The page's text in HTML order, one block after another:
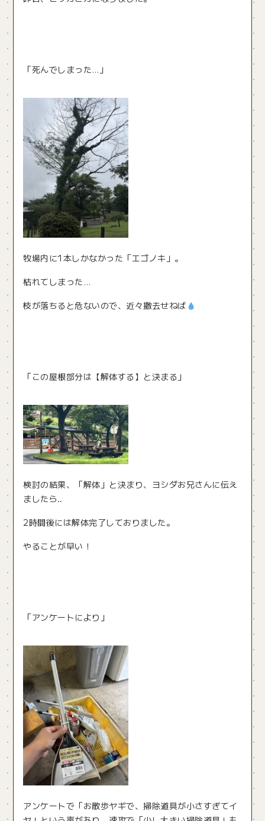
「死んでしまった…」
牧場内に1本しかなかった「エゴノキ」。
枯れてしまった…
枝が落ちると危ないので、近々撤去せねば
「この屋根部分は【解体する】と決まる」
検討の結果、「解体」と決まり、ヨシダお兄さんに伝え
ましたら‥
2時間後には解体完了しておりました。
やることが早い！
「アンケートにより」
アンケートで「お散歩ヤギで、掃除道具が小さすぎてイ